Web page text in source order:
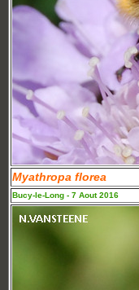
Myathropa florea
Bucy-le-Long - 7 Aout 2016